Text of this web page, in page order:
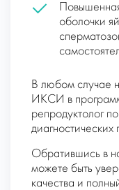
оболочки
В любом случае
ИКСИ в
репродуктолог
диагностических
Обратившись в
можете быть
качества и